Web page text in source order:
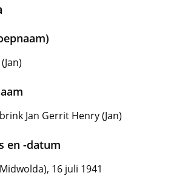
Jan Gerrit Henry (Jan)
en -datum
16 juli 1941